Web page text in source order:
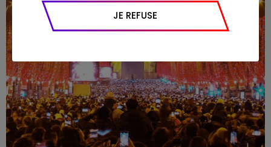
appareil et navigateur utilisé, emplacement
géographique), l’origine du trafic et la
JE REFUSE